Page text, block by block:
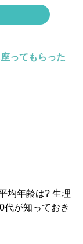
ってもらった
均年齢は? 生理
代が知っておき